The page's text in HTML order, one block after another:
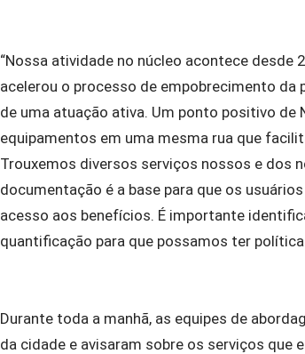
“Nossa atividade no núcleo acontece
acelerou o processo de empobrecimento da
de uma atuação ativa. Um ponto positivo
equipamentos em uma mesma rua que
Trouxemos diversos serviços nossos e dos
documentação é a base para que os
acesso aos benefícios. É importante
quantificação para que possamos ter
Durante toda a manhã, as equipes de
da cidade e avisaram sobre os serviços que